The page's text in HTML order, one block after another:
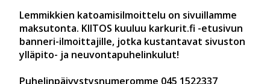
Lemmikkien katoamisilmoittelu on sivuillamme
maksutonta. KIITOS kuuluu karkurit.fi -etusivun
banneri-ilmoittajille, jotka kustantavat sivuston
ylläpito- ja neuvontapuhelinkulut!
Puhelinpäivystysnumeromme 045 1522337